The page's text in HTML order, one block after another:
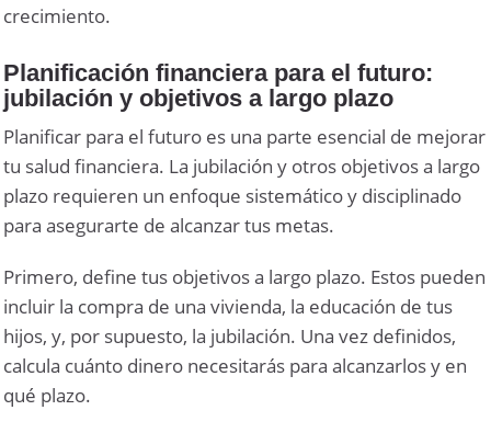
crecimiento.
Planificación financiera para el futuro:
jubilación y objetivos a largo plazo
Planificar para el futuro es una parte esencial de mejorar
tu salud financiera. La jubilación y otros objetivos a largo
plazo requieren un enfoque sistemático y disciplinado
para asegurarte de alcanzar tus metas.
Primero, define tus objetivos a largo plazo. Estos pueden
incluir la compra de una vivienda, la educación de tus
hijos, y, por supuesto, la jubilación. Una vez definidos,
calcula cuánto dinero necesitarás para alcanzarlos y en
qué plazo.